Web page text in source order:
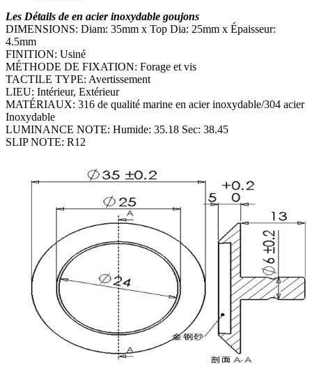
Les Détails de en acier inoxydable goujons
DIMENSIONS: Diam: 35mm x Top Dia: 25mm x Épaisseur:
4.5mm
FINITION: Usiné
MÉTHODE DE FIXATION: Forage et vis
TACTILE TYPE: Avertissement
LIEU: Intérieur, Extérieur
MATÉRIAUX: 316 de qualité marine en acier inoxydable/304 acier
Inoxydable
LUMINANCE NOTE: Humide: 35.18 Sec: 38.45
SLIP NOTE: R12